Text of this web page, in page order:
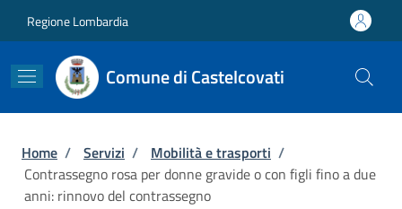
Regione Lombardia
Comune di Castelcovati
Briciole di pane
Home / Servizi / Mobilità e trasporti /
Contrassegno rosa per donne gravide o con figli fino a due
anni: rinnovo del contrassegno